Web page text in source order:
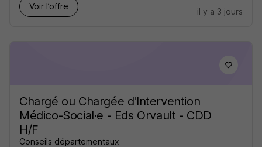
Voir l’offre
il y a 3 jours
Chargé ou Chargée d'Intervention
Médico-Social·e - Eds Orvault - CDD
H/F
Conseils départementaux